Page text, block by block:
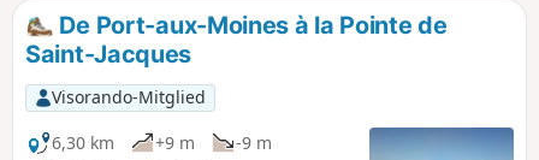
De Port-aux-Moines à la Pointe de
Saint-Jacques
Visorando-Mitglied
6,30 km
+9 m
-9 m